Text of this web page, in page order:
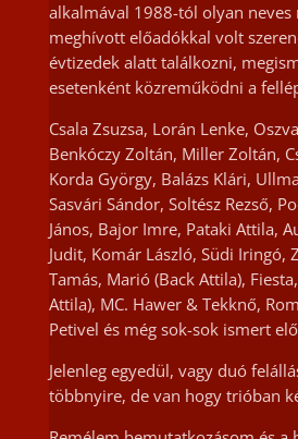
alkalmával 1988-tól olyan neves
meghívott előadókkal volt
évtizedek alatt találkozni,
esetenként közreműködni a
Csala Zsuzsa, Lorán Lenke,
Benkóczy Zoltán, Miller Zoltán,
Korda György, Balázs Klári,
Sasvári Sándor, Soltész Rezső,
János, Bajor Imre, Pataki Attila,
Judit, Komár László, Südi Iringó,
Tamás, Marió (Back Attila),
Attila), MC. Hawer & Tekknő,
Petivel és még sok-sok ismert
Jelenleg egyedül, vagy duó
többnyire, de van hogy trióban